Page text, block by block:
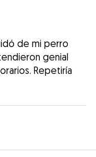
de mi perro
genial
Repetiría